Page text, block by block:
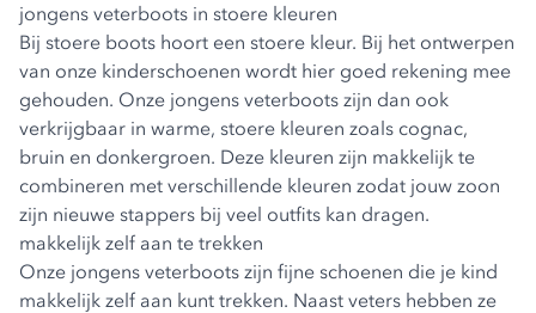
jongens veterboots in stoere kleuren
Bij stoere boots hoort een stoere kleur. Bij het ontwerpen
van onze kinderschoenen wordt hier goed rekening mee
gehouden. Onze jongens veterboots zijn dan ook
verkrijgbaar in warme, stoere kleuren zoals cognac,
bruin en donkergroen. Deze kleuren zijn makkelijk te
combineren met verschillende kleuren zodat jouw zoon
zijn nieuwe stappers bij veel outfits kan dragen.
makkelijk zelf aan te trekken
Onze jongens veterboots zijn fijne schoenen die je kind
makkelijk zelf aan kunt trekken. Naast veters hebben ze